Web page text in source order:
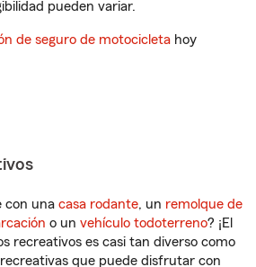
pueden variar.
de seguro de motocicleta hoy
con una casa rodante, un remolque de
o un vehículo todoterreno? ¡El
recreativos es casi tan diverso como
que puede disfrutar con